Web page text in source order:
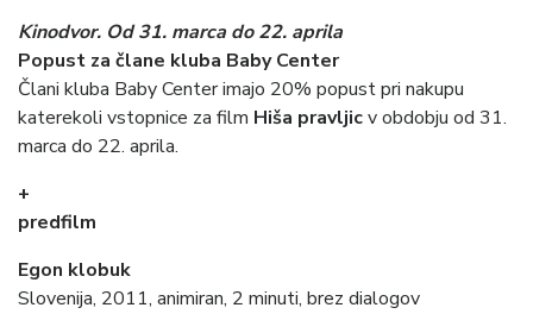
Kinodvor. Od 31. marca do 22. aprila
Popust za člane kluba Baby Center
Člani kluba Baby Center imajo 20% popust pri nakupu
katerekoli vstopnice za film Hiša pravljicv obdobju od 31.
marca do 22. aprila.
+
predfilm
Egon klobuk
Slovenija, 2011, animiran, 2 minuti, brez dialogov